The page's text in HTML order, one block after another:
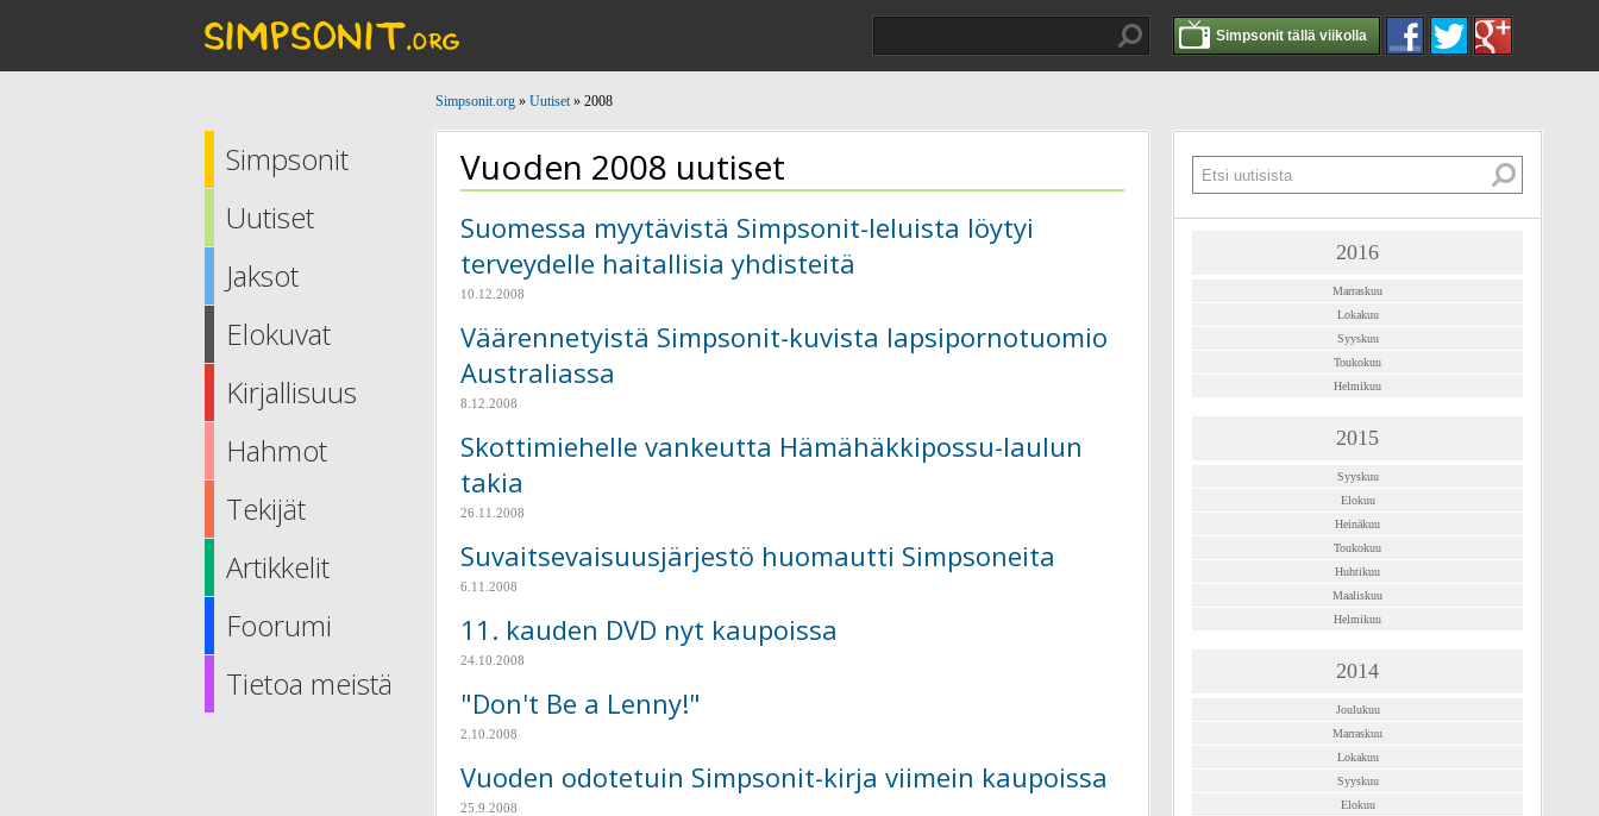
Simpsonit tällä viikolla
Simpsonit
Uutiset
Jaksot
Elokuvat
Kirjallisuus
Hahmot
Tekijät
Artikkelit
Foorumi
Tietoa meistä
Simpsonit.org » Uutiset» 2008
Vuoden 2008 uutiset
Suomessa myytävistä Simpsonit-leluista löytyi
terveydelle haitallisia yhdisteitä
10.12.2008
Väärennetyistä Simpsonit-kuvista lapsipornotuomio
Australiassa
8.12.2008
Skottimiehelle vankeutta Hämähäkkipossu-laulun
takia
26.11.2008
Suvaitsevaisuusjärjestö huomautti Simpsoneita
6.11.2008
11. kauden DVD nyt kaupoissa
24.10.2008
"Don't Be a Lenny!"
2.10.2008
Vuoden odotetuin Simpsonit-kirja viimein kaupoissa
25.9.2008
2016
Marraskuu
Lokakuu
Syyskuu
Toukokuu
Helmikuu
2015
Syyskuu
Elokuu
Heinäkuu
Toukokuu
Huhtikuu
Maaliskuu
Helmikuu
2014
Joulukuu
Marraskuu
Lokakuu
Syyskuu
Elokuu